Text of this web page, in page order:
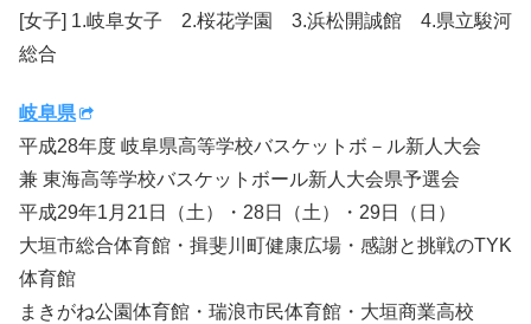
[女子] 1.岐阜女子 2.桜花学園 3.浜松開誠館 4.県立駿河
総合
岐阜県
平成28年度 岐阜県高等学校バスケットボ－ル新人大会
兼 東海高等学校バスケットボール新人大会県予選会
平成29年1月21日（土）・28日（土）・29日（日）
大垣市総合体育館・揖斐川町健康広場・感謝と挑戦のTYK
体育館
まきがね公園体育館・瑞浪市民体育館・大垣商業高校